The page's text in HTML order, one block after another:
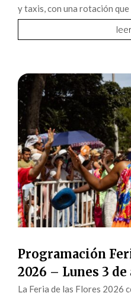
y taxis, con una rotación que
Programación
2026 – Lunes 3
La Feria de las Flores 2026